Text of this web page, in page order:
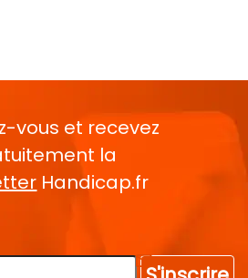
vous et recevez
la
Handicap.fr